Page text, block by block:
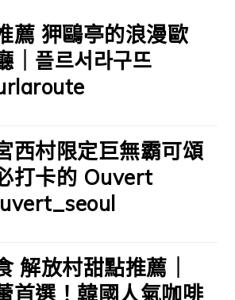
薦 狎鷗亭的浪漫歐
｜플르서라구뜨
西村限定巨無霸可頌
打卡的 Ouvert
解放村甜點推薦｜
首選！韓國人氣咖啡